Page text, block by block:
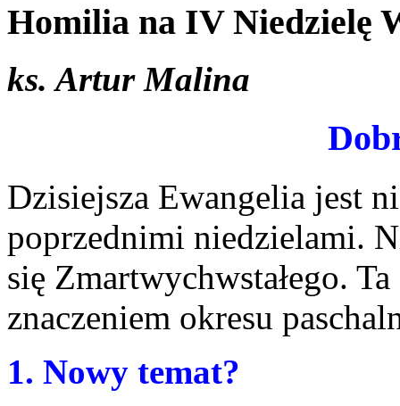
Homilia na IV Niedzielę
ks. Artur Malina
Dzisiejsza Ewangelia jest
poprzednimi niedzielami.
się Zmartwychwstałego.
znaczeniem okresu
1. Nowy temat?